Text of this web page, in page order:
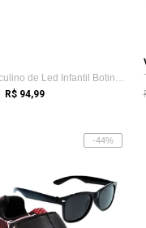
Tenis Masculino de Led Infantil Botinha ...
R$ 94,99
-44%